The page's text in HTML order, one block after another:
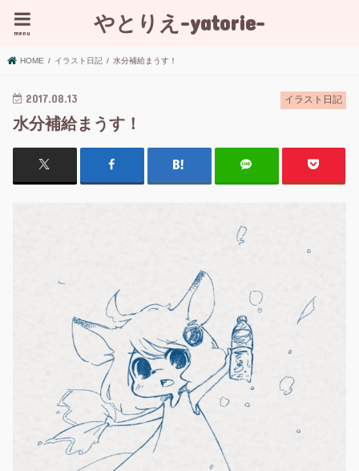
やとりえ-yatorie-
menu
HOME イラスト日記 水分補給まうす！
イラスト日記
2017.08.13
水分補給まうす！